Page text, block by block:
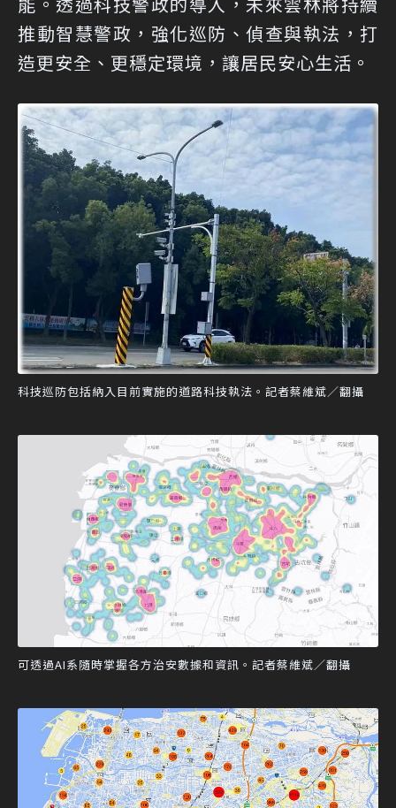
推動智慧警政，強化巡防、偵查與執法，打
造更安全、更穩定環境，讓居民安心生活。
科技巡防包括納入目前實施的道路科技執法。記者蔡維斌／翻攝
可透過AI系隨時掌握各方治安數據和資訊。記者蔡維斌／翻攝